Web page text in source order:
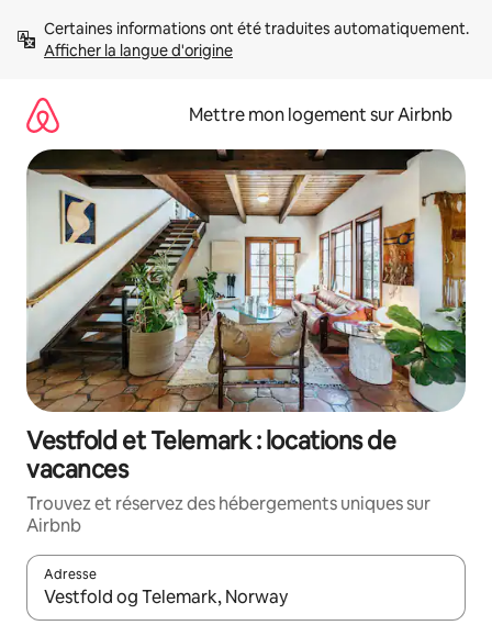
directement
Afficher la langue d'origine
Mettre mon logement sur Airbnb
Vestfold et Telemark : locations de
vacances
Trouvez et réservez des hébergements uniques sur
Airbnb
Adresse
Lorsque les résultats s'affichent, utilisez les flèches vers le